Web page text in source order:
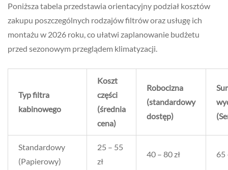
Poniższa tabela przedstawia orientacyjny podział kosztów
zakupu poszczególnych rodzajów filtrów oraz usługę ich
montażu w 2026 roku, co ułatwi zaplanowanie budżetu
przed sezonowym przeglądem klimatyzacji.
Typ filtra
kabinowego
Koszt
części
(średnia
cena)
Robocizna
(standardowy
dostęp)
Standardowy
(Papierowy)
25 – 55
zł
40 – 80 zł 65